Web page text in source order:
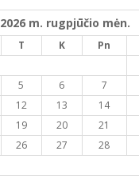
2026 m. rugpjūčio mėn.
T K Pn
5 6 7
12 13 14
19 20 21
26 27 28